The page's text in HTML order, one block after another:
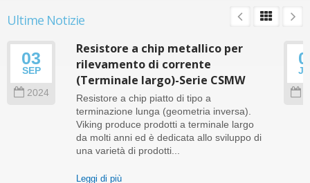
Ultime Notizie
03
SEP
2024
Resistore a chip metallico per
rilevamento di corrente
(Terminale largo)-Serie CSMW
Resistore a chip piatto di tipo a
terminazione lunga (geometria inversa).
Viking produce prodotti a terminale largo
da molti anni ed è dedicata allo sviluppo di
una varietà di prodotti...
Leggi di più